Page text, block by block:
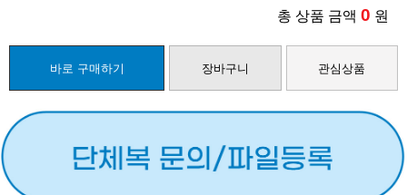
총 상품 금액 0 원
바로 구매하기 장바구니 관심상품